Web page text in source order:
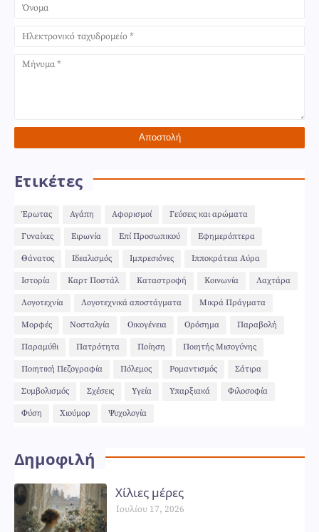
Ετικέτες
Έρωτας Αγάπη Αφορισμοί Γεύσεις και αρώματα
Γυναίκες Ειρωνία Επί Προσωπικού Εφημερόπτερα
Θάνατος Ιδεαλισμός Ιμπρεσιόνες Ιπποκράτεια Αύρα
Ιστορία Καρτ Ποστάλ Καταστροφή Κοινωνία Λαχτάρα
Λογοτεχνία Λογοτεχνικά αποστάγματα Μικρά Πράγματα
Μορφές Νοσταλγία Οικογένεια Ορόσημα Παραβολή
Παραμύθι Πατρότητα Ποίηση Ποιητής Μισογύνης
Ποιητική Πεζογραφία Πόλεμος Ρομαντισμός Σάτιρα
Συμβολισμός Σχέσεις Υγεία Υπαρξιακά Φιλοσοφία
Φύση Χιούμορ Ψυχολογία
Δημοφιλή
Χίλιες μέρες
Ιουλίου 17, 2026